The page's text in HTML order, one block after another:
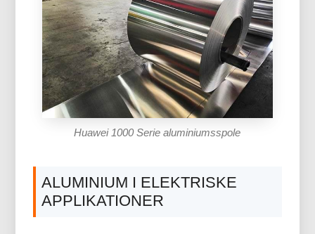
Huawei 1000 Serie aluminiumsspole
ALUMINIUM I ELEKTRISKE
APPLIKATIONER